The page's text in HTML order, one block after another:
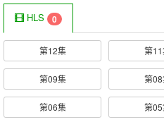
HLS 0
第12集 第
第09集 第
第06集 第